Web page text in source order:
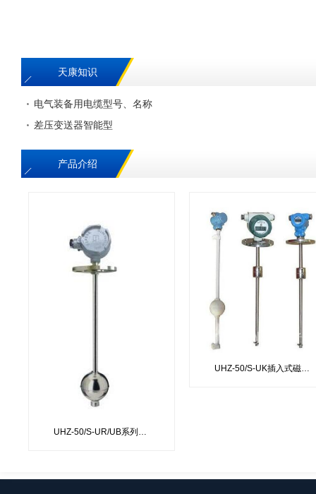
天康知识
电气装备用电缆型号、名称
差压变送器智能型
产品介绍
UHZ-50/S-UR/UB系列插入式磁性浮球液位变送器
UHZ-50/S-UK插入式磁性浮球控制器